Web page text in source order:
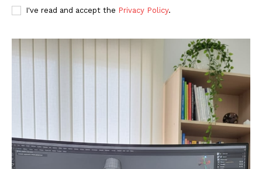
SUBSCRIBE NOW
I've read and accept the Privacy Policy.